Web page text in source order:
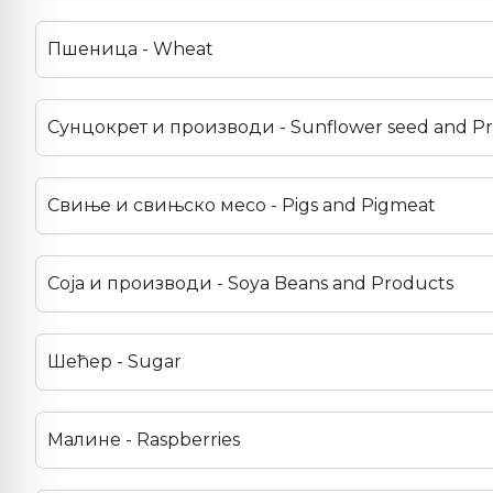
Пшеница - Wheat
Сунцокрет и производи - Sunflower seed and
Свиње и свињско месо - Pigs and Pigmeat
Соја и производи - Soya Beans and Products
Шећер - Sugar
Малине - Raspberries